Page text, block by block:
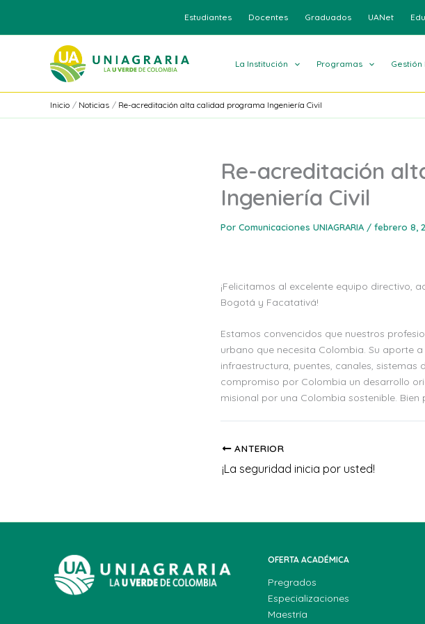
contenido
Estudiantes Docentes Graduados UANet
La Institución Programas Gestión
Inicio Noticias Re-acreditación alta calidad programa Ingeniería Civil
Re-acreditación
Ingeniería Civil
Por Comunicaciones UNIAGRARIA / febrero 8,
¡Felicitamos al excelente equipo directivo,
Bogotá y Facatativá!
Estamos convencidos que nuestros
urbano que necesita Colombia. Su aporte
infraestructura, puentes, canales,
compromiso por Colombia un desarrollo
misional por una Colombia sostenible. Bien
ANTERIOR
¡La seguridad inicia por usted!
OFERTA ACADÉMICA
Pregrados
Especializaciones
Maestría